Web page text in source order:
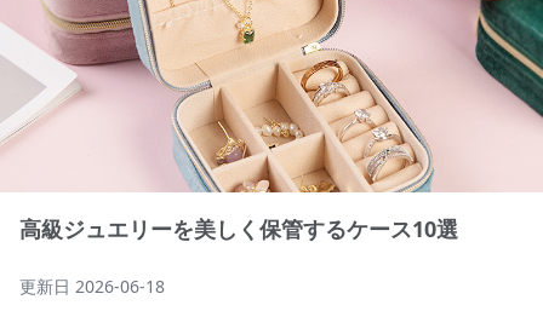
高級ジュエリーを美しく保管するケース10選
更新日 2026-06-18